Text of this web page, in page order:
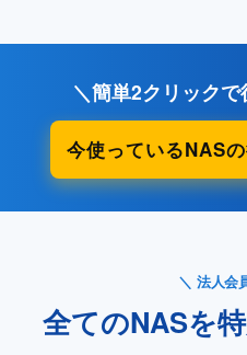
＼簡単2クリック
今使っているNAS
法人会
全てのNASを